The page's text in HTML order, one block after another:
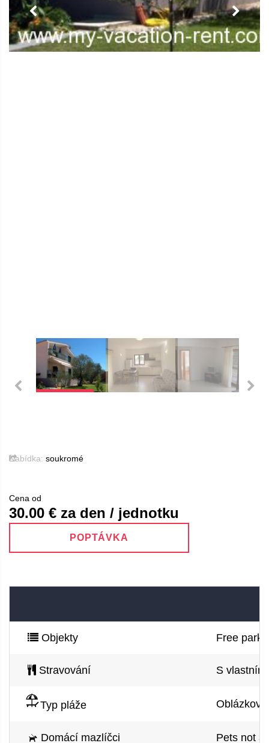
Nabídka: soukromé
Cena od
30.00 € za den / jednotku
POPTÁVKA
Objekty Free
Stravování S
Typ pláže
Domácí mazlíčci Pets not